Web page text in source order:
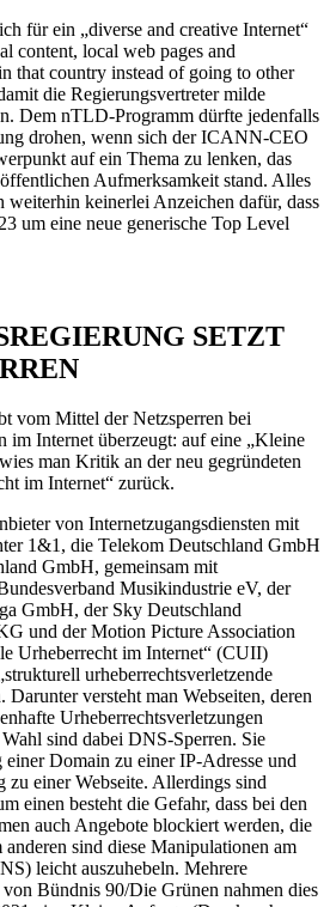
für ein „diverse and creative Internet“
content, local web pages and
that country instead of going to other
die Regierungsvertreter milde
Dem nTLD-Programm dürfte jedenfalls
drohen, wenn sich der ICANN-CEO
auf ein Thema zu lenken, das
Aufmerksamkeit stand. Alles
weiterhin keinerlei Anzeichen dafür, dass
um eine neue generische Top Level
SETZT
vom Mittel der Netzsperren bei
im Internet überzeugt: auf eine „Kleine
man Kritik an der neu gegründeten
im Internet“ zurück.
von Internetzugangsdiensten mit
1&1, die Telekom Deutschland GmbH
GmbH, gemeinsam mit
Musikindustrie eV, der
GmbH, der Sky Deutschland
und der Motion Picture Association
Urheberrecht im Internet“ (CUII)
urheberrechtsverletzende
Darunter versteht man Webseiten, deren
Urheberrechtsverletzungen
sind dabei DNS-Sperren. Sie
Domain zu einer IP-Adresse und
zu einer Webseite. Allerdings sind
einen besteht die Gefahr, dass bei den
auch Angebote blockiert werden, die
sind diese Manipulationen am
leicht auszuhebeln. Mehrere
Bündnis 90/Die Grünen nahmen dies